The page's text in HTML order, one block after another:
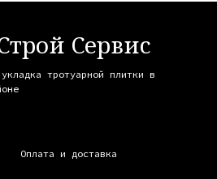
Сервис
тротуарной плитки в
Оплата и доставка